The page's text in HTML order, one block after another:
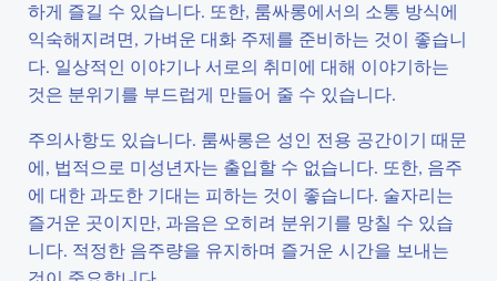
하게 즐길 수 있습니다. 또한, 룸싸롱에서의 소통 방식에
익숙해지려면, 가벼운 대화 주제를 준비하는 것이 좋습니
다. 일상적인 이야기나 서로의 취미에 대해 이야기하는
것은 분위기를 부드럽게 만들어 줄 수 있습니다.
주의사항도 있습니다. 룸싸롱은 성인 전용 공간이기 때문
에, 법적으로 미성년자는 출입할 수 없습니다. 또한, 음주
에 대한 과도한 기대는 피하는 것이 좋습니다. 술자리는
즐거운 곳이지만, 과음은 오히려 분위기를 망칠 수 있습
니다. 적정한 음주량을 유지하며 즐거운 시간을 보내는